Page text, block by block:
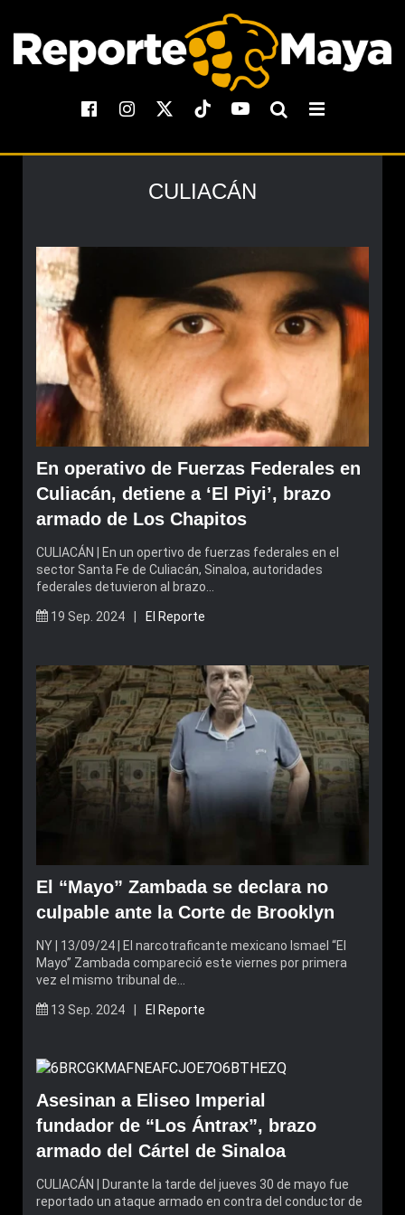
CULIACÁN
En operativo de Fuerzas Federales en
Culiacán, detiene a ‘El Piyi’, brazo
armado de Los Chapitos
CULIACÁN | En un opertivo de fuerzas federales en el
sector Santa Fe de Culiacán, Sinaloa, autoridades
federales detuvieron al brazo…
19 Sep. 2024 | El Reporte
El “Mayo” Zambada se declara no
culpable ante la Corte de Brooklyn
NY | 13/09/24 | El narcotraficante mexicano Ismael “El
Mayo” Zambada compareció este viernes por primera
vez el mismo tribunal de…
13 Sep. 2024 | El Reporte
Asesinan a Eliseo Imperial
fundador de “Los Ántrax”, brazo
armado del Cártel de Sinaloa
CULIACÁN | Durante la tarde del jueves 30 de mayo fue
reportado un ataque armado en contra del conductor de